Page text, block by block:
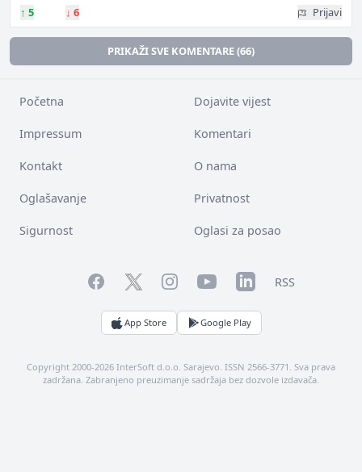
↑ 5 ↓ 6 Prijavi
PRIKAŽI SVE KOMENTARE (66)
Početna Dojavite vijest
Impressum Komentari
Kontakt O nama
Oglašavanje Privatnost
Sigurnost Oglasi za posao
FacebookTwitterInstagramYouTubeLinkedInRSS
App Store Google Play
Copyright 2000-2026 InterSoft d.o.o. Sarajevo. ISSN 2566-3771. Sva prava
zadržana. Zabranjeno preuzimanje sadržaja bez dozvole izdavača.